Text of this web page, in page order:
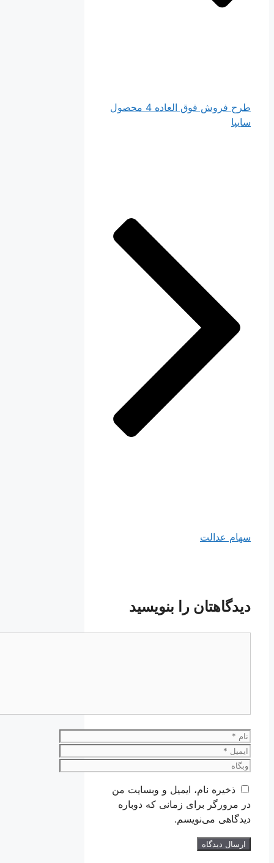
طرح فروش فوق العاده 4 محصول
سایپا
سهام عدالت
دیدگاهتان را بنویسید
نام
ایمیل
وبگاه
ذخیره نام، ایمیل و وبسایت من
در مرورگر برای زمانی که دوباره
دیدگاهی می‌نویسم.